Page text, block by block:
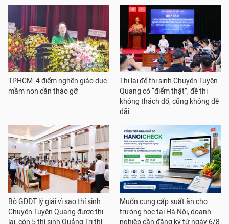
TPHCM: 4 điểm nghẽn giáo dục
mầm non cần tháo gỡ
Thi lại để thi sinh Chuyên Tuyên
Quang có “điểm thật”, đề thi
không thách đố, cũng không dễ
dãi
Bộ GDĐT lý giải vì sao thí sinh
Chuyên Tuyên Quang được thi
lại, còn 5 thí sinh Quảng Trị thì
Muốn cung cấp suất ăn cho
trường học tại Hà Nội, doanh
nghiệp cần đăng ký từ ngày 6/8